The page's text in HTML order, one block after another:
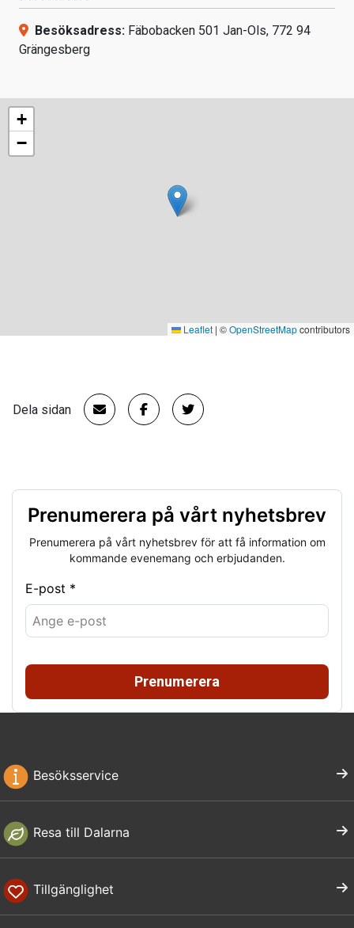
Besöksadress: Fäbobacken 501 Jan-Ols, 772 94
Grängesberg
+
−
Leaflet | ©OpenStreetMapcontributors
Dela sidan
Prenumerera på vårt nyhetsbrev
Prenumerera på vårt nyhetsbrev för att få information om
kommande evenemang och erbjudanden.
E-post *
Prenumerera
Besöksservice
Resa till Dalarna
Tillgänglighet